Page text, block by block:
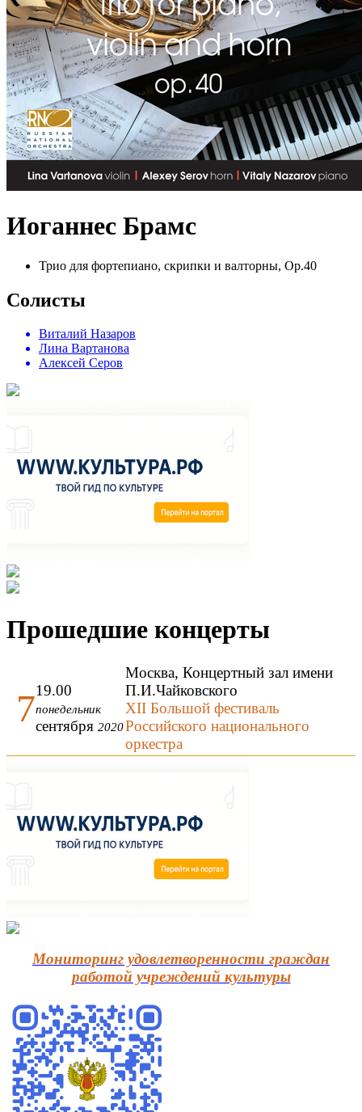
Иоганнес Брамс
Трио для фортепиано, скрипки и валторны, Op.40
Солисты
Виталий Назаров
Лина Вартанова
Алексей Серов
Прошедшие концерты
719.00
понедельник
сентября 2020
Москва, Концертный зал имени
П.И.Чайковского
XII Большой фестиваль
Российского национального
оркестра
Мониторинг удовлетворенности граждан
работой учреждений культуры